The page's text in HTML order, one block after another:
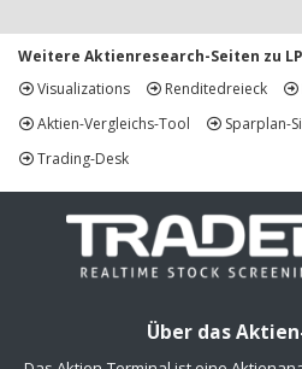
Weitere Aktienresearch-Seiten zu
Visualizations
Renditedreieck
Aktien-Vergleichs-Tool
Sparplan-
Trading-Desk
Über das